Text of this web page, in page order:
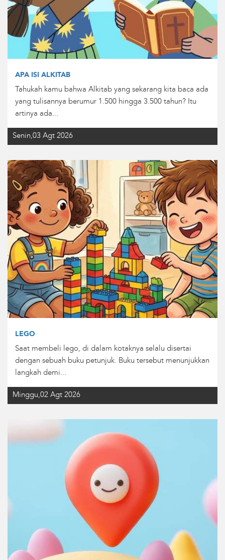
APA ISI ALKITAB
Tahukah kamu bahwa Alkitab yang sekarang kita baca ada
yang tulisannya berumur 1.500 hingga 3.500 tahun? Itu
artinya ada...
Senin,03 Agt 2026
LEGO
Saat membeli lego, di dalam kotaknya selalu disertai
dengan sebuah buku petunjuk. Buku tersebut menunjukkan
langkah demi...
Minggu,02 Agt 2026